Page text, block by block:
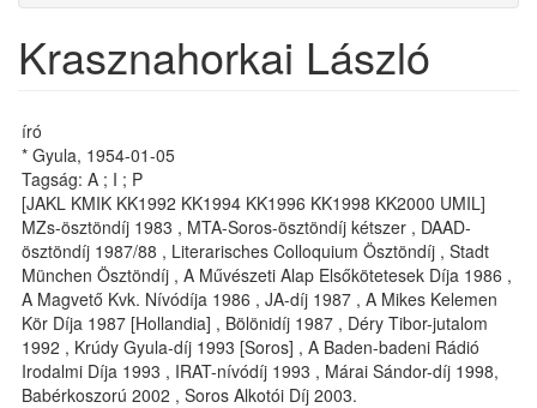
Krasznahorkai László
író
* Gyula, 1954-01-05
Tagság: A ; I ; P
[JAKL KMIK KK1992 KK1994 KK1996 KK1998 KK2000 UMIL]
MZs-ösztöndíj 1983 , MTA-Soros-ösztöndíj kétszer , DAAD-
ösztöndíj 1987/88 , Literarisches Colloquium Ösztöndíj , Stadt
München Ösztöndíj , A Művészeti Alap Elsőkötetesek Díja 1986 ,
A Magvető Kvk. Nívódíja 1986 , JA-díj 1987 , A Mikes Kelemen
Kör Díja 1987 [Hollandia] , Bölönidíj 1987 , Déry Tibor-jutalom
1992 , Krúdy Gyula-díj 1993 [Soros] , A Baden-badeni Rádió
Irodalmi Díja 1993 , IRAT-nívódíj 1993 , Márai Sándor-díj 1998,
Babérkoszorú 2002 , Soros Alkotói Díj 2003.